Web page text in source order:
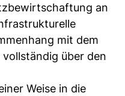
an
mit dem
über den
Weise in die